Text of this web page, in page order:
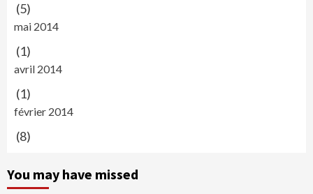
(5)
mai 2014
(1)
avril 2014
(1)
février 2014
(8)
You may have missed